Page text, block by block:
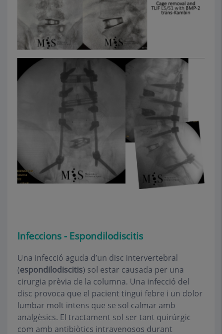
Infeccions - Espondilodiscitis
Una infecció aguda d’un disc intervertebral
(espondilodiscitis) sol estar causada per una
cirurgia prèvia de la columna. Una infecció del
disc provoca que el pacient tingui febre i un dolor
lumbar molt intens que se sol calmar amb
analgèsics. El tractament sol ser tant quirúrgic
com amb antibiòtics intravenosos durant